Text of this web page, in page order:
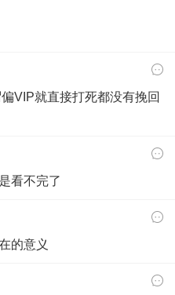
VIP就直接打死都没有挽回
看不完了
的意义